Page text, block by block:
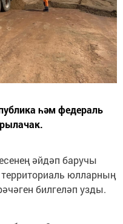
һәм федераль
әйдәп баручы
юлларның
билгеләп узды.